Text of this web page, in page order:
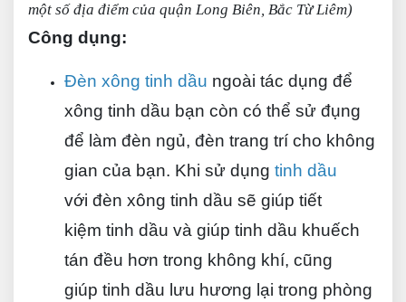
một số địa điểm của quận Long Biên, Bắc Từ Liêm)
Công dụng:
Đèn xông tinh dầu ngoài tác dụng để
xông tinh dầu bạn còn có thể sử đụng
để làm đèn ngủ, đèn trang trí cho không
gian của bạn. Khi sử dụng tinh dầu
với đèn xông tinh dầu sẽ giúp tiết
kiệm tinh dầu và giúp tinh dầu khuếch
tán đều hơn trong không khí, cũng
giúp tinh dầu lưu hương lại trong phòng